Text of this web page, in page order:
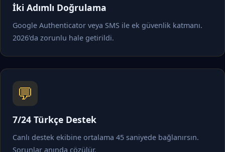
İki Adımlı Doğrulama
Google Authenticator veya SMS ile ek güvenlik katmanı.
2026'da zorunlu hale getirildi.
💬
7/24 Türkçe Destek
Canlı destek ekibine ortalama 45 saniyede bağlanırsın.
Sorunlar anında çözülür.